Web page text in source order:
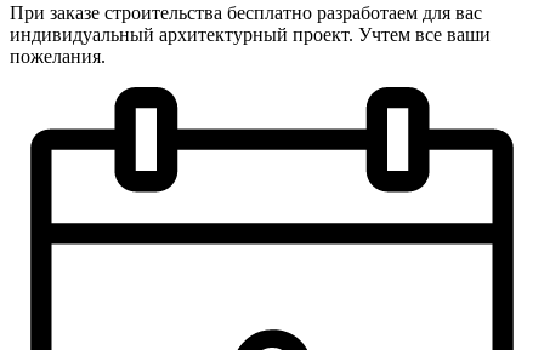
При заказе строительства бесплатно разработаем для вас
индивидуальный архитектурный проект. Учтем все ваши
пожелания.